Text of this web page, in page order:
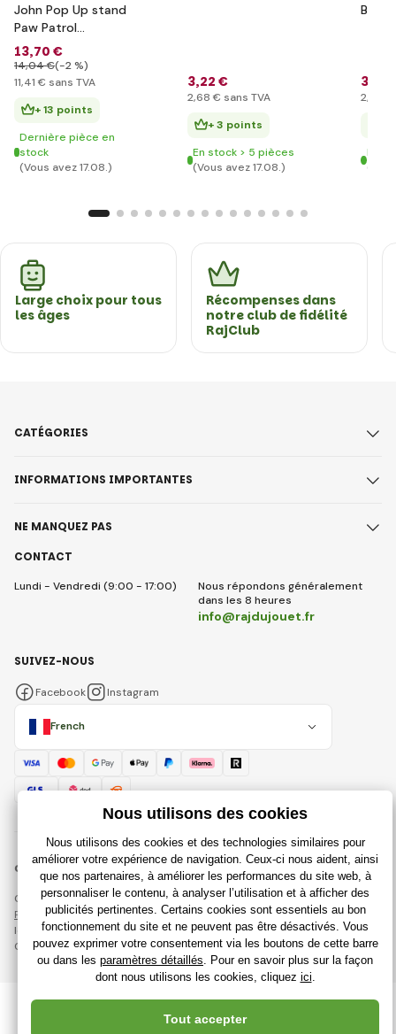
John Pop Up stand
Paw Patrol
75x75x90cm
13,70 €
14,04 €(-2 %)
11,41 € sans TVA
+ 13 points
Dernière pièce en
stock
(Vous avez 17.08.)
3,22 €
2,68 € sans TVA
+ 3 points
En stock > 5 pièces
(Vous avez 17.08.)
Balle
3
2,56 €
En
Large choix pour tous
les âges
Récompenses dans
notre club de fidélité
RajClub
CONTACT
Lundi - Vendredi (9:00 - 17:00)
Nous répondons généralement
dans les 8 heures
info@rajdujouet.fr
CATÉGORIES
INFORMATIONS IMPORTANTES
NE MANQUEZ PAS
French
SUIVEZ-NOUS
Facebook Instagram
© 2018 - 2026 Rajdujouet.fr, Tous droits réservés
Cette page est protégée par reCAPTCHA et s'appliquent
Règles de protection des données personnellessociétés Google et
leur
Conditions contractuelles
Création de boutiques en ligne performantes à partir deRIESENIA